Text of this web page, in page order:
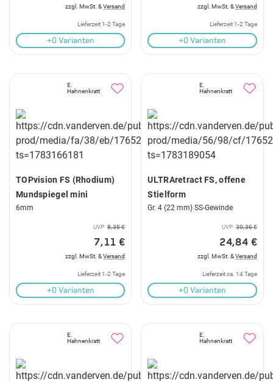
zzgl. MwSt. &Versand
Lieferzeit 1-2 Tage
+0 Varianten
zzgl. MwSt. &Versand
Lieferzeit 1-2 Tage
+0 Varianten
E.
Hahnenkratt
TOPvision FS (Rhodium)
Mundspiegel mini
6mm
UVP 8,35 €
7,11 €
zzgl. MwSt. &Versand
Lieferzeit 1-2 Tage
+0 Varianten
E.
Hahnenkratt
ULTRAretract FS, offene
Stielform
Gr. 4 (22 mm) SS-Gewinde
UVP 30,36 €
24,84 €
zzgl. MwSt. &Versand
Lieferzeit ca. 14 Tage
+0 Varianten
E.
Hahnenkratt
E.
Hahnenkratt